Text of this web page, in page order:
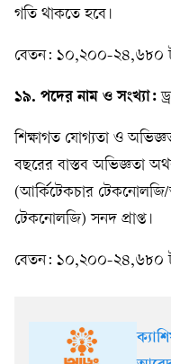
গতি থাকতে হবে।
বেতন: ১০,২০০-২৪,৬৮০
১৯. পদের নাম ও সংখ্যা:
শিক্ষাগত যোগ্যতা ও
বছরের বাস্তব অভিজ্ঞতা
(আর্কিটেকচার টেকনোলজি/
টেকনোলজি) সনদ প্রাপ্ত।
বেতন: ১০,২০০-২৪,৬৮০